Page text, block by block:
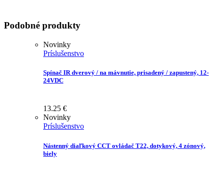
Podobné produkty
Novinky
Príslušenstvo
Spínač IR dverový / na mávnutie, prisadený / zapustený, 12-
24VDC
13.25 €
Novinky
Príslušenstvo
Nástenný diaľkový CCT ovládač T22, dotykový, 4 zónový,
biely